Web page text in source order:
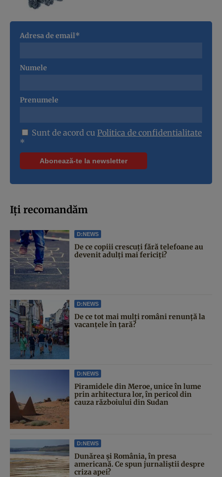
Adresa de email*
Numele
Prenumele
Sunt de acord cu Politica de confidentialitate
*
Iți recomandăm
D:NEWS
De ce copiii crescuți fără telefoane au
devenit adulți mai fericiți?
D:NEWS
De ce tot mai mulți români renunță la
vacanțele în țară?
D:NEWS
Piramidele din Meroe, unice în lume
prin arhitectura lor, în pericol din
cauza războiului din Sudan
D:NEWS
Dunărea și România, în presa
americană. Ce spun jurnaliștii despre
criza apei?